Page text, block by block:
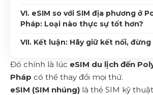
VI. eSIM so với SIM địa phương ở
Pháp: Loại nào thực sự tốt hơn?
VII. Kết luận: Hãy giữ kết nối,
Đó chính là lúc eSIM du lịch đến
Pháp có thể thay đổi mọi thứ.
eSIM (SIM nhúng) là thẻ SIM kỹ